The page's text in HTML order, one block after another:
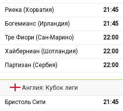
Риека (Хорватия) 21:45
Богемианс (Ирландия)
21:45
Тре Фиори (Сан-Марино)
22:00
Хайберниан (Шотландия)
22:00
Партизан (Сербия)
22:00
Англия: Кубок лиги
Бристоль Сити 21:45